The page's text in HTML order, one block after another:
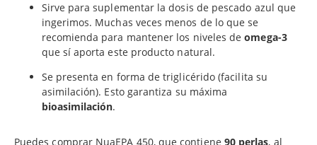
Sirve para suplementar la dosis de pescado azul que
ingerimos. Muchas veces menos de lo que se
recomienda para mantener los niveles deomega-3
que sí aporta este producto natural.
Se presenta en forma de triglicérido (facilita su
asimilación). Esto garantiza su máxima
bioasimilación.
Puedes comprar NuaEPA 450, que contiene 90 perlas, al